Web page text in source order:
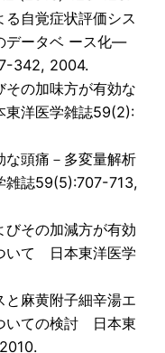
自覚症状評価シス
データベ ース化―
342, 2004.
その加味方が有効な
洋医学雑誌59(2):
な頭痛－多変量解析
雑誌59(5):707-713,
びその加減方が有効
いて 日本東洋医学
と麻黄附子細辛湯エ
いての検討 日本東